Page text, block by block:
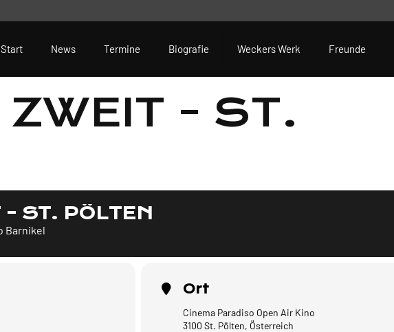
Start News Termine Biografie Weckers Werk Freunde
ZWEIT - ST.
- ST. PÖLTEN
Barnikel
Ort
Cinema Paradiso Open Air Kino
3100 St. Pölten, Österreich